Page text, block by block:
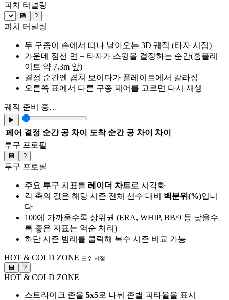
피치 터널링
💾 ?
피치 터널링
두 구종이 손에서 떠나 날아오는 3D 궤적 (타자 시점)
가운데 점선 면 = 타자가 스윙을 결정하는 순간(홈플레
이트 약 7.3m 앞)
결정 순간엔 겹쳐 보이다가 플레이트에서 갈라짐
오른쪽 표에서 다른 구종 페어를 고르면 다시 재생
궤적 준비 중…
▶
페어 결정 순간 공 차이 도착 순간 공 차이
차이
투구 프로필
💾 ?
투구 프로필
주요 투구 지표를 레이더 차트로 시각화
각 축의 값은 해당 시즌 전체 선수 대비 백분위(%)입니
다
100에 가까울수록 상위권 (ERA, WHIP, BB/9 등 낮을수
록 좋은 지표는 역순 처리)
하단 시즌 범례를 클릭해 복수 시즌 비교 가능
HOT & COLD ZONE 포수 시점
💾 ?
HOT & COLD ZONE
스트라이크 존을 5x5로 나눠 존별 피타율을 표시